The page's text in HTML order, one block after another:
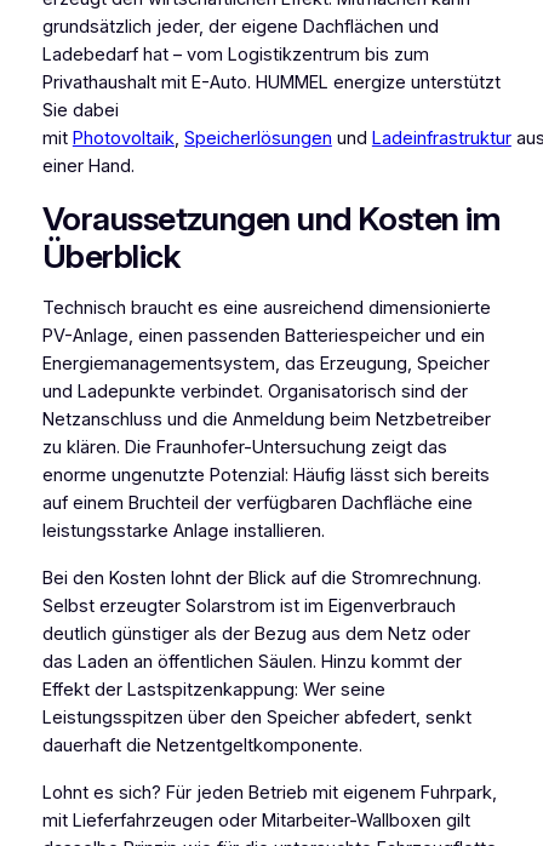
grundsätzlich jeder, der eigene Dachflächen und
Ladebedarf hat – vom Logistikzentrum bis zum
Privathaushalt mit E-Auto. HUMMEL energize unterstützt
Sie dabei
mit Photovoltaik, Speicherlösungen und Ladeinfrastruktur
einer Hand.
Voraussetzungen und Kosten im
Überblick
Technisch braucht es eine ausreichend dimensionierte
PV-Anlage, einen passenden Batteriespeicher und ein
Energiemanagementsystem, das Erzeugung, Speicher
und Ladepunkte verbindet. Organisatorisch sind der
Netzanschluss und die Anmeldung beim Netzbetreiber
zu klären. Die Fraunhofer-Untersuchung zeigt das
enorme ungenutzte Potenzial: Häufig lässt sich bereits
auf einem Bruchteil der verfügbaren Dachfläche eine
leistungsstarke Anlage installieren.
Bei den Kosten lohnt der Blick auf die Stromrechnung.
Selbst erzeugter Solarstrom ist im Eigenverbrauch
deutlich günstiger als der Bezug aus dem Netz oder
das Laden an öffentlichen Säulen. Hinzu kommt der
Effekt der Lastspitzenkappung: Wer seine
Leistungsspitzen über den Speicher abfedert, senkt
dauerhaft die Netzentgeltkomponente.
Lohnt es sich? Für jeden Betrieb mit eigenem Fuhrpark,
mit Lieferfahrzeugen oder Mitarbeiter-Wallboxen gilt